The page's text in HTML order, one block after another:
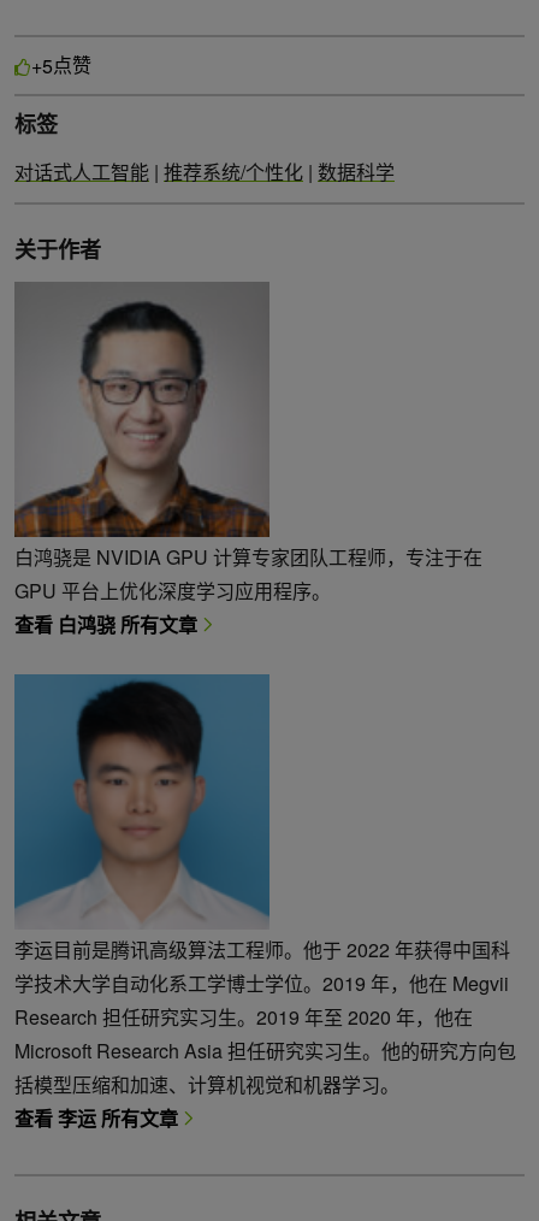
+5点赞
标签
对话式人工智能 | 推荐系统/个性化 | 数据科学
关于作者
白鸿骁是 NVIDIA GPU 计算专家团队工程师，专注于在
GPU 平台上优化深度学习应用程序。
查看 白鸿骁 所有文章
李运目前是腾讯高级算法工程师。他于 2022 年获得中国科
学技术大学自动化系工学博士学位。2019 年，他在 Megvii
Research 担任研究实习生。2019 年至 2020 年，他在
Microsoft Research Asia 担任研究实习生。他的研究方向包
括模型压缩和加速、计算机视觉和机器学习。
查看 李运 所有文章